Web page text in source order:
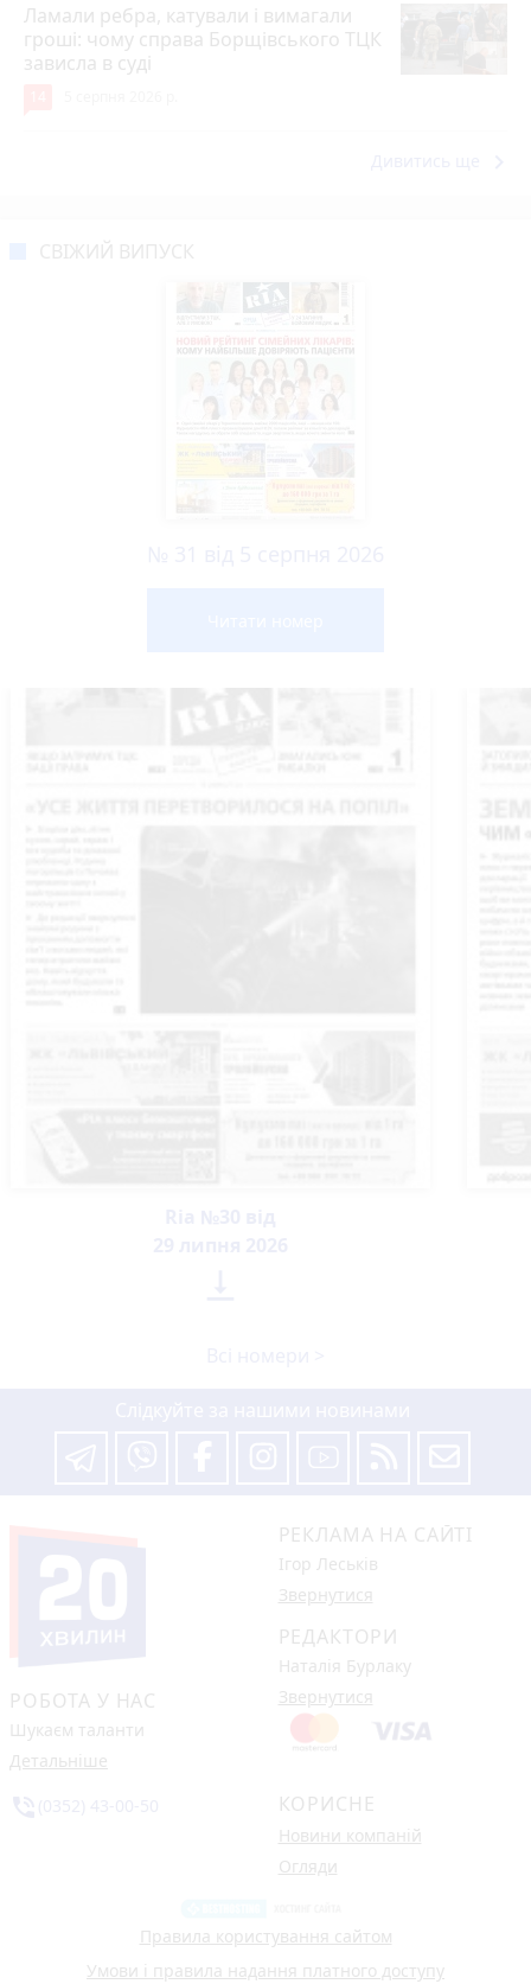
Ламали ребра, катували і вимагали
гроші: чому справа Борщівського ТЦК
зависла в суді
РОБОТА У НАС
Шукаєм таланти
Детальніше
РЕКЛАМА НА САЙТІ
Ігор Леськів
Звернутися
РЕДАКТОРИ
Наталія Бурлаку
Звернутися
КОРИСНЕ
Новини компаній
Огляди
Правила користування сайтом
Умови і правила надання платного доступу